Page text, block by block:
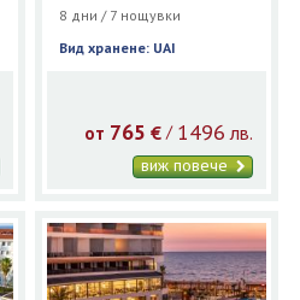
8 дни / 7 нощувки
Вид хранене: UAI
от 765 € / 1496 лв.
виж повече